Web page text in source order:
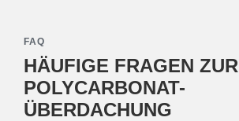
FAQ
HÄUFIGE FRAGEN ZUR
POLYCARBONAT-
ÜBERDACHUNG